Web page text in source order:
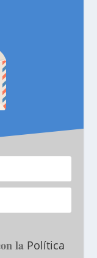
la Política